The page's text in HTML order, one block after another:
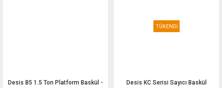
Desis B5 1.5 Ton Platform Baskül -
TÜKENDİ
Desis KC Serisi Sayıcı Baskül